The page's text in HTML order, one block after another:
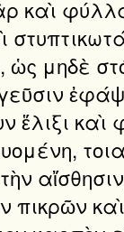
καὶ
ὡς μηδὲ
ἕλιξι καὶ
πικρῶν